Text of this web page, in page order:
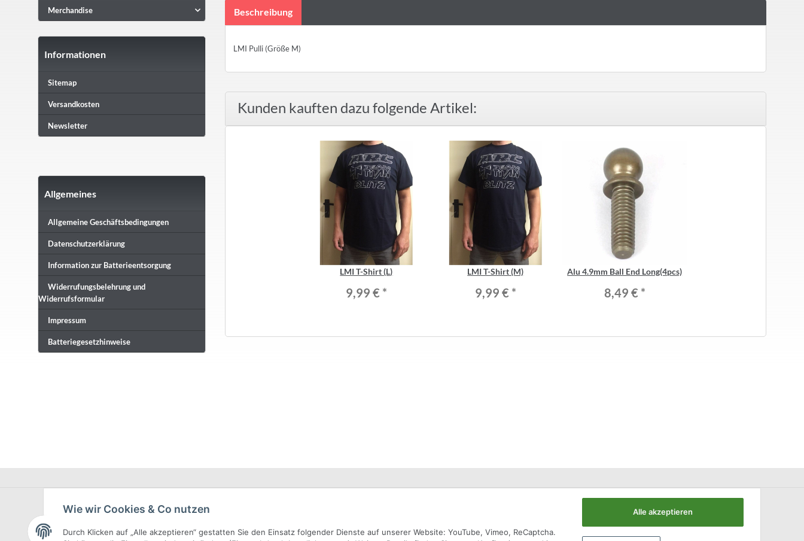
Beschreibung
LMI Pulli (Größe M)
Kunden kauften dazu folgende Artikel:
LMI T-Shirt (L)
9,99 € *
LMI T-Shirt (M)
9,99 € *
Alu 4.9mm Ball End Long(4pcs)
8,49 € *
Merchandise
Informationen
Sitemap
Versandkosten
Newsletter
Allgemeines
Allgemeine Geschäftsbedingungen
Datenschutzerklärung
Information zur Batterieentsorgung
Widerrufungsbelehrung und
Widerrufsformular
Impressum
Batteriegesetzhinweise
Wie wir Cookies & Co nutzen
Durch Klicken auf „Alle akzeptieren“ gestatten Sie den Einsatz folgender Dienste auf unserer Website: YouTube, Vimeo, ReCaptcha.
Alle akzeptieren